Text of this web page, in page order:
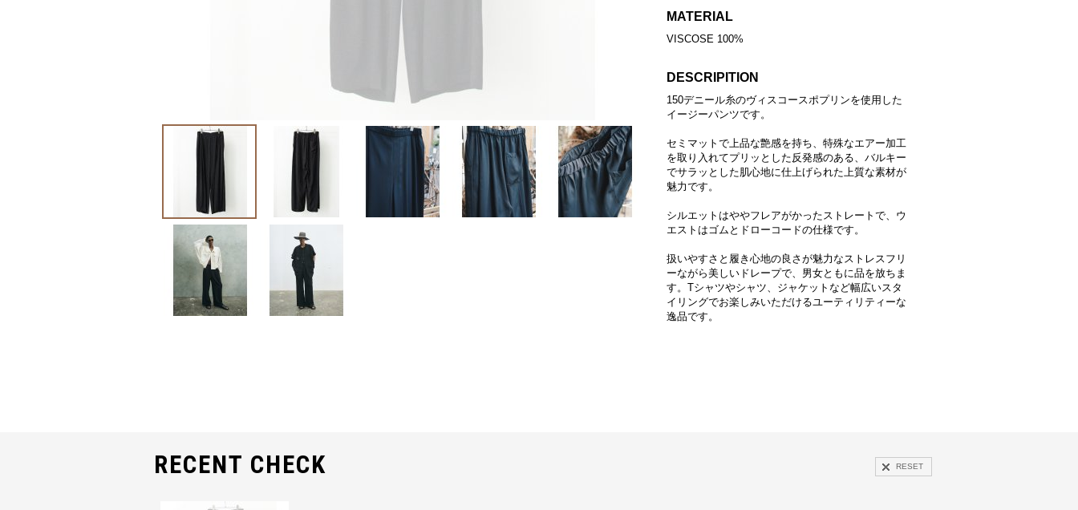
MATERIAL
VISCOSE 100%
DESCRIPITION
150デニール糸のヴィスコースポプリンを使用した
イージーパンツです。
セミマットで上品な艶感を持ち、特殊なエアー加工
を取り入れてプリッとした反発感のある、バルキー
でサラッとした肌心地に仕上げられた上質な素材が
魅力です。
シルエットはややフレアがかったストレートで、ウ
エストはゴムとドローコードの仕様です。
扱いやすさと履き心地の良さが魅力なストレスフリ
ーながら美しいドレープで、男女ともに品を放ちま
す。Tシャツやシャツ、ジャケットなど幅広いスタ
イリングでお楽しみいただけるユーティリティーな
逸品です。
RECENT CHECK RESET